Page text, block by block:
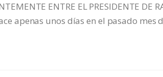
ENTRE EL PRESIDENTE DE
apenas unos días en el pasado